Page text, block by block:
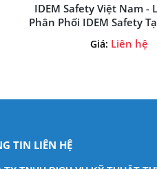
IDEM Safety Việt Nam -
Phân Phối IDEM
Giá: Liên hệ
TIN LIÊN HỆ